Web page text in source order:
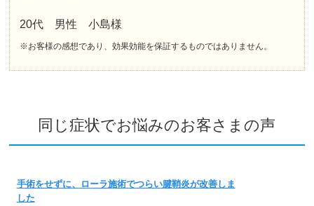
20代 男性 小島様
※お客様の感想であり、効果効能を保証するものではありません。
同じ症状でお悩みのお客さまの声
手術をせずに、ローラ施術でつらい腱鞘炎が改善しま
した